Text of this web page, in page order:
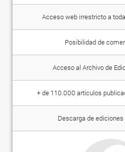
Acceso web irrestricto a
Posibilidad de
Acceso al Archivo de
+ de 110.000 artículos
Descarga de ediciones